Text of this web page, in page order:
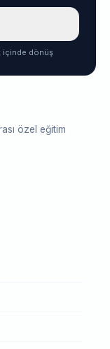
içinde dönüş
özel eğitim